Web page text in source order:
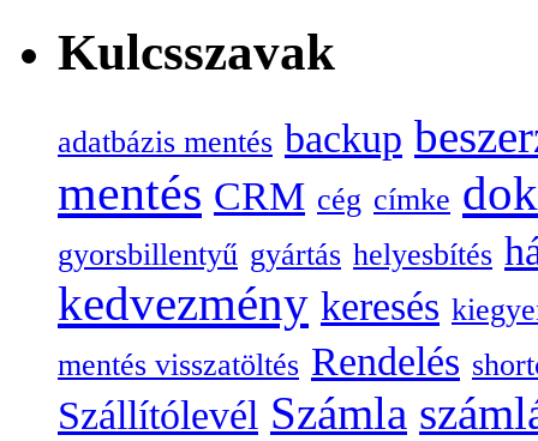
Kulcsszavak
adatbázis mentés backup
mentés CRM cég címke
gyorsbillentyű gyártás helyesbítés
kedvezmény keresés
mentés visszatöltés Rendelés
Szállítólevél Számla